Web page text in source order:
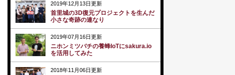
2019年12月13日更新
首里城の3D復元プロジェクトを生んだ
小さな奇跡の連なり
2019年07月16日更新
ニホンミツバチの養蜂IoTにsakura.io
を活用してみた
2018年11月06日更新